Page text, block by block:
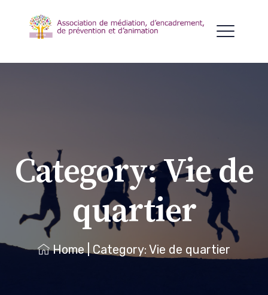
Category:Vie de
quartier
Home | Category: Vie de quartier